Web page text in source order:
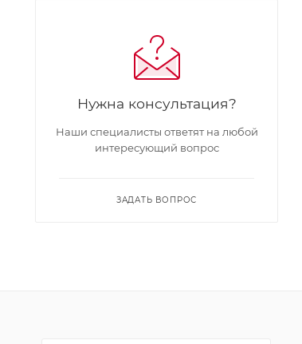
Нужна консультация?
Наши специалисты ответят на любой
интересующий вопрос
ЗАДАТЬ ВОПРОС